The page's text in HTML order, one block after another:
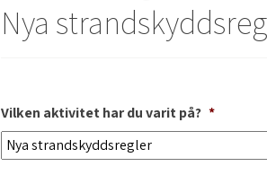
Nya
Vilken aktivitet har du varit på? *